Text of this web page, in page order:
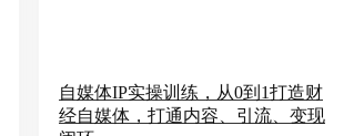
自媒体IP实操训练，从0到1打造财
经自媒体，打通内容、引流、变现